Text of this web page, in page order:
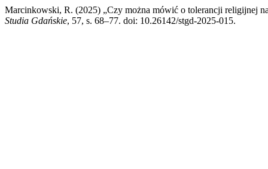
Marcinkowski, R. (2025) „Czy można mówić o tolerancji religijnej
Studia Gdańskie, 57, s. 68–77. doi: 10.26142/stgd-2025-015.